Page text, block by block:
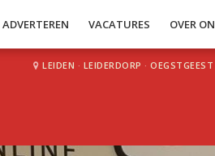
ADVERTEREN VACATURES OVER
LEIDEN · LEIDERDORP · OEGSTGEEST